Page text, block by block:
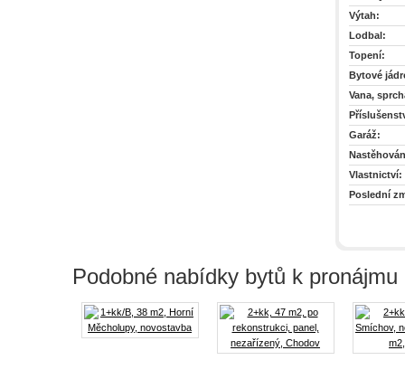
Výtah:
Lodbal:
Topení:
Bytové
Vana,
Garáž:
Vlastnictví:
Poslední
Podobné nabídky bytů k pronájmu